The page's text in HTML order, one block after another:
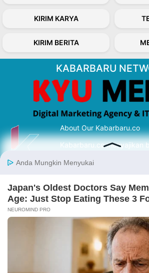
KIRIM KARYA
KIRIM BERITA
KABARBARU
About Our Kabarbaru.co
Kabarbaru.co menyajikan
serta terverifikasi dari
Follow Kabarbaru
Kabarbaru.co